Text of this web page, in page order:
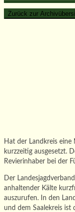
Hat der Landkreis
kurzzeitig ausgesetzt.
Revierinhaber bei der
Der
anhaltender Kälte
auszurufen. In den
und dem Saalekreis ist